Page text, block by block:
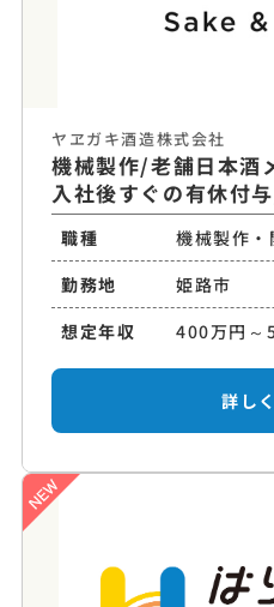
ヤヱガキ酒造株式会社
機械製作/老舗日本酒
入社後すぐの有休付
職種
機械製作・
勤務地
姫路市
想定年収
400万円～
詳し